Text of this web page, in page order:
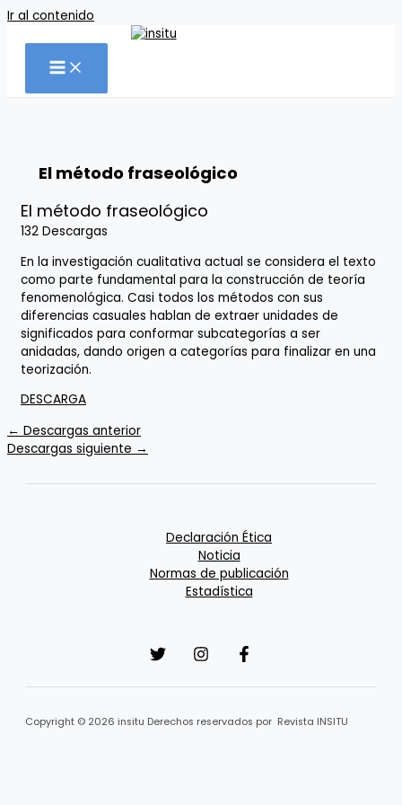
Ir al contenido
El método fraseológico
El método fraseológico
132 Descargas
En la investigación cualitativa actual se considera el texto
como parte fundamental para la construcción de teoría
fenomenológica. Casi todos los métodos con sus
diferencias casuales hablan de extraer unidades de
significados para conformar subcategorías a ser
anidadas, dando origen a categorías para finalizar en una
teorización.
DESCARGA
← Descargas anterior
Descargas siguiente →
Declaración Ética
Noticia
Normas de publicación
Estadística
Copyright © 2026 insitu Derechos reservados por Revista INSITU